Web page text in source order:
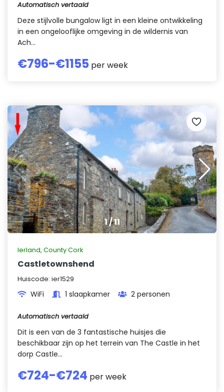
Automatisch vertaald
Deze stijlvolle bungalow ligt in een kleine ontwikkeling
in een ongelooflijke omgeving in de wildernis van
Ach...
€796-€1155 per week
1/11
Ierland, County Cork
Castletownshend
Huiscode: ier1529
WiFi 1 slaapkamer 2 personen
Automatisch vertaald
Dit is een van de 3 fantastische huisjes die
beschikbaar zijn op het terrein van The Castle in het
dorp Castle...
€724-€724 per week